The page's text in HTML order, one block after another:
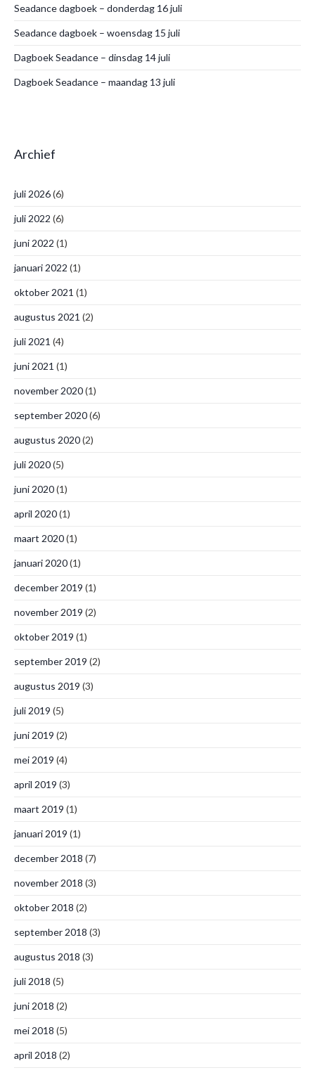
Seadance dagboek – donderdag 16 juli
Seadance dagboek – woensdag 15 juli
Dagboek Seadance – dinsdag 14 juli
Dagboek Seadance – maandag 13 juli
Archief
juli 2026(6)
juli 2022 (6)
juni 2022 (1)
januari 2022 (1)
oktober 2021 (1)
augustus 2021 (2)
juli 2021 (4)
juni 2021 (1)
november 2020(1)
september 2020(6)
augustus 2020(2)
juli 2020(5)
juni 2020(1)
april 2020(1)
maart 2020(1)
januari 2020(1)
december 2019 (1)
november 2019 (2)
oktober 2019 (1)
september 2019 (2)
augustus 2019 (3)
juli 2019 (5)
juni 2019 (2)
mei 2019 (4)
april 2019 (3)
maart 2019 (1)
januari 2019 (1)
december 2018 (7)
november 2018 (3)
oktober 2018 (2)
september 2018 (3)
augustus 2018 (3)
juli 2018 (5)
juni 2018 (2)
mei 2018 (5)
april 2018 (2)